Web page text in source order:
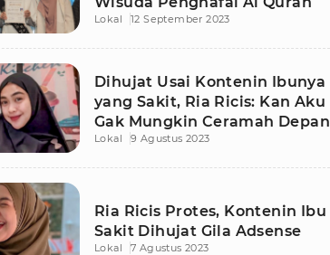
Lokal 12 September 2023
Dihujat Usai Kontenin Ibunya
yang Sakit, Ria Ricis: Kan Aku
Gak Mungkin Ceramah Depan
Ibu
Lokal 9 Agustus 2023
Ria Ricis Protes, Kontenin Ibu
Sakit Dihujat Gila Adsense
Lokal 7 Agustus 2023